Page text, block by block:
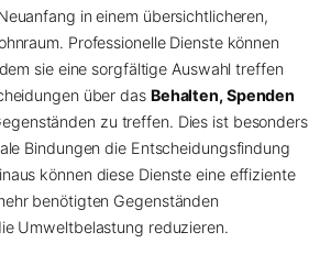
in einem übersichtlicheren,
Professionelle Dienste können
sie eine sorgfältige Auswahl treffen
über das Behalten, Spenden
zu treffen. Dies ist besonders
Bindungen die Entscheidungsfindung
können diese Dienste eine effiziente
benötigten Gegenständen
Umweltbelastung reduzieren.